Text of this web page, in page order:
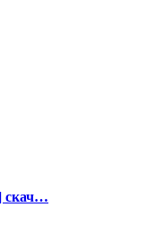
скач…